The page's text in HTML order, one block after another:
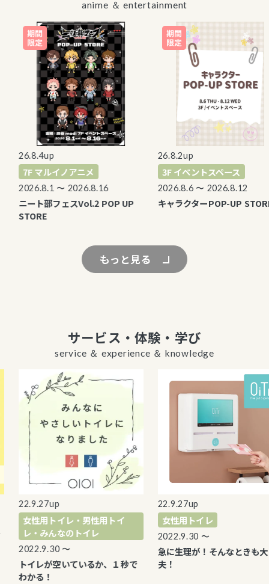
anime ＆ entertainment
26.8.4up
7F マルイノアニメ
2026.8.1 〜 2026.8.16
ニート部フェスVol.2 POP UP
STORE
26.8.2up
3F イベントスペース
2026.8.6 〜 2026.8.12
キャラクターPOP-UP STORE
もっと見る
サービス・体験・学び
service ＆ experience ＆ knowledge
22.9.27up
女性用トイレ・男性用トイ
レ・みんなのトイレ
2022.9.30 〜
トイレが空いているか、１秒で
わかる！
22.9.27up
女性用トイレ
2022.9.30 〜
急に生理が！そんなときも大丈
夫！